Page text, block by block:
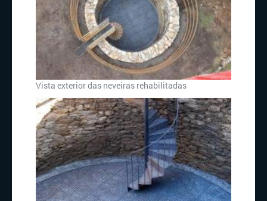
Vista exterior das neveiras rehabilitadas